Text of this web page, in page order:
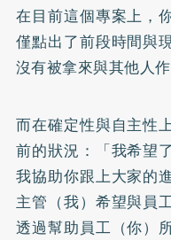
在目前這個專案上，
僅點出了前段時間與
沒有被拿來與其他人作
而在確定性與自主性
前的狀況：「我希望
我協助你跟上大家的
主管（我）希望與員
透過幫助員工（你）